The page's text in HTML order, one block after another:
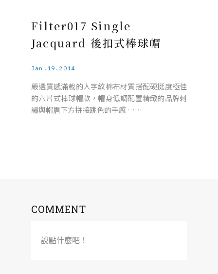
Filter017 Single
Jacquard 後扣式棒球帽
Jan.19.2014
嚴選質感滿載的人字紋棉布材質搭配硬挺度極佳
的六片式棒球帽款，帽身低調配置精緻的品牌刺
繡與帽眉下方拼接跳色的手感 ……
COMMENT
說點什麼吧！